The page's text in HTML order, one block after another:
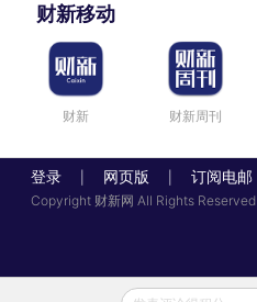
财新移动
财新 财新周刊
登录 网页版 订阅电邮
Copyright 财新网 All Rights Reserved